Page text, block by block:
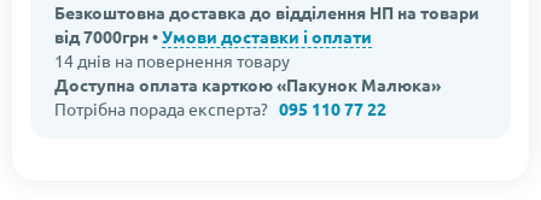
Безкоштовна доставка до відділення НП на товари
від 7000грн •Умови доставки і оплати
14 днів на повернення товару
Доступна оплата карткою «Пакунок Малюка»
Потрібна порада експерта? 095 110 77 22